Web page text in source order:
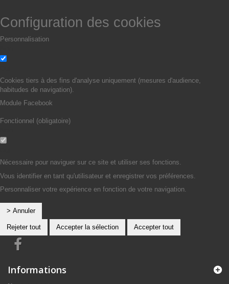
Configuration des cookies
Personnalisation
Cookies tiers à des fins d'analyse uniquement (mesures d'audience,
habitudes de navigation).
Module Facebook
Fonctionnel (obligatoire)
Nécessaire pour naviguer sur ce site et utiliser ses fonctions.
Vous identifier en tant qu'utilisateur et enregistrer vos préférences.
Personnaliser votre expérience en fonction de votre navigation.
> Annuler
Rejeter tout Accepter la sélection Accepter tout
Informations